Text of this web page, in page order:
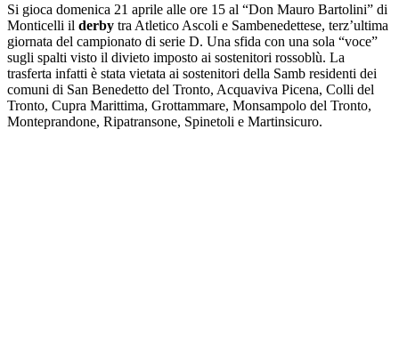
Si gioca domenica 21 aprile alle ore 15 al “Don Mauro Bartolini” di
Monticelli il derby tra Atletico Ascoli e Sambenedettese, terz’ultima
giornata del campionato di serie D. Una sfida con una sola “voce”
sugli spalti visto il divieto imposto ai sostenitori rossoblù. La
trasferta infatti è stata vietata ai sostenitori della Samb residenti dei
comuni di San Benedetto del Tronto, Acquaviva Picena, Colli del
Tronto, Cupra Marittima, Grottammare, Monsampolo del Tronto,
Monteprandone, Ripatransone, Spinetoli e Martinsicuro.